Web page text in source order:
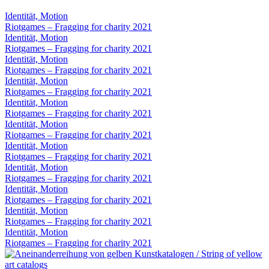
Identität, Motion
Riotgames – Fragging for charity 2021
Identität, Motion
Riotgames – Fragging for charity 2021
Identität, Motion
Riotgames – Fragging for charity 2021
Identität, Motion
Riotgames – Fragging for charity 2021
Identität, Motion
Riotgames – Fragging for charity 2021
Identität, Motion
Riotgames – Fragging for charity 2021
Identität, Motion
Riotgames – Fragging for charity 2021
Identität, Motion
Riotgames – Fragging for charity 2021
Identität, Motion
Riotgames – Fragging for charity 2021
Identität, Motion
Riotgames – Fragging for charity 2021
Identität, Motion
Riotgames – Fragging for charity 2021